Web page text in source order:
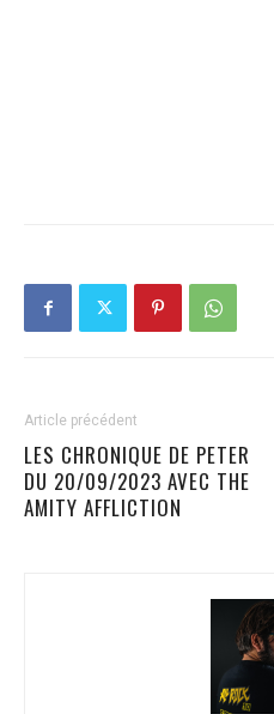
Article précédent
LES CHRONIQUE DE PETER
DU 20/09/2023 AVEC THE
AMITY AFFLICTION